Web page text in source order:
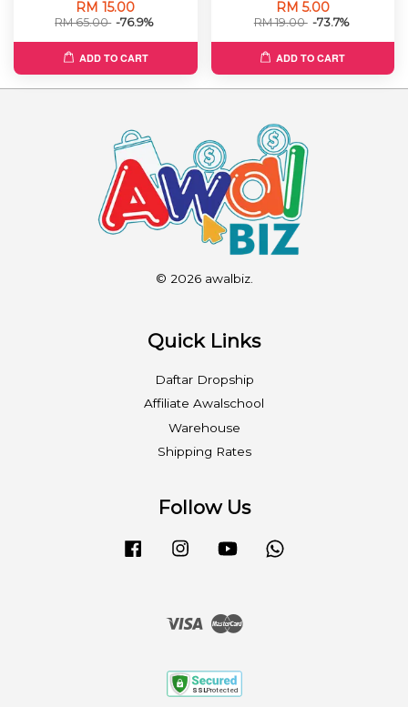
RM 15.00
RM 65.00 -76.9%
ADD TO CART
RM 5.00
RM 19.00 -73.7%
ADD TO CART
© 2026 awalbiz.
Quick Links
Daftar Dropship
Affiliate Awalschool
Warehouse
Shipping Rates
Follow Us
FacebookInstagramYouTube
Visa Master